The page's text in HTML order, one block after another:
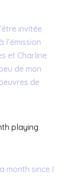
invitée
l’émission
et Charline
de mon
de
playing
month since I